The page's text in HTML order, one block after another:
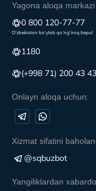
Yagona aloqa
0 800 120-77-77
O‘zbekiston bo‘ylab qo‘ng‘iroq bepul
1180
(+998 71) 200 43 43
Onlayn aloqa uchun:
Xizmat sifatini
@sqbuzbot
Yangiliklardan